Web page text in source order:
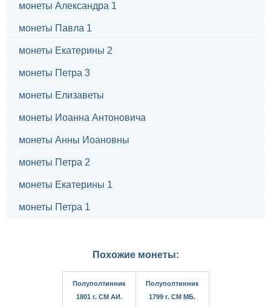
монеты Александра 1
монеты Павла 1
монеты Екатерины 2
монеты Петра 3
монеты Елизаветы
монеты Иоанна Антоновича
монеты Анны Иоановны
монеты Петра 2
монеты Екатерины 1
монеты Петра 1
Похожие монеты:
Полуполтинник
1801 г. СМ АИ.
Полуполтинник
1799 г. СМ МБ.